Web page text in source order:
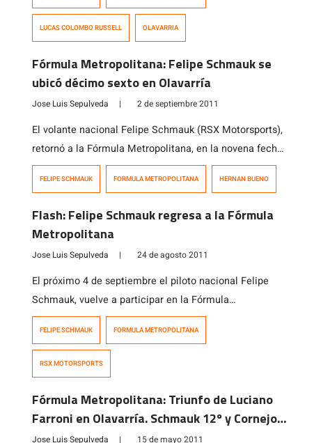
lugar quedó en manos del líder del campeonato, el
argentino Hernán Bueno (Bueno Sport Team). […]
LUCAS COLOMBO RUSSELL OLAVARRIA
Fórmula Metropolitana: Felipe Schmauk se
ubicó décimo sexto en Olavarría
Jose Luis Sepulveda | 2 de septiembre 2011
El volante nacional Felipe Schmauk (RSX Motorsports),
retornó a la Fórmula Metropolitana, en la novena fecha
que se está celebrando en Olavarría, Argentina. El
mejor tiempo quedó en poder de Hernán Bueno, […]
FELIPE SCHMAUK FORMULA METROPOLITANA HERNAN BUENO
Flash: Felipe Schmauk regresa a la Fórmula
Metropolitana
Jose Luis Sepulveda | 24 de agosto 2011
El próximo 4 de septiembre el piloto nacional Felipe
Schmauk, vuelve a participar en la Fórmula
Metropolitana en el autódromo Hermanos Emiliozzi,
(1ra, 2da y 4ta) de las ocho que se han corrido en la
presente temporada, que […]
FELIPE SCHMAUK FORMULA METROPOLITANA
RSX MOTORSPORTS
Fórmula Metropolitana: Triunfo de Luciano
Farroni en Olavarría. Schmauk 12º y Cornejo
13º
Jose Luis Sepulveda | 15 de mayo 2011